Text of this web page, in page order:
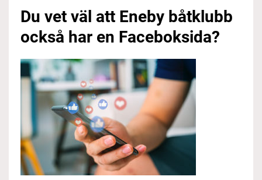
Du vet väl att Eneby båtklubb
också har en Faceboksida?